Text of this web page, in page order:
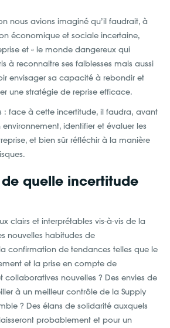
nous avions imaginé qu’il faudrait, à
économique et sociale incertaine,
et « le monde dangereux qui
à reconnaitre ses faiblesses mais aussi
envisager sa capacité à rebondir et
une stratégie de reprise efficace.
: face à cette incertitude, il faudra, avant
identifier et évaluer les
et bien sûr réfléchir à la manière
de quelle incertitude
clairs et interprétables vis-à-vis de la
nouvelles habitudes de
confirmation de tendances telles que le
et la prise en compte de
collaboratives nouvelles ? Des envies de
à un meilleur contrôle de la Supply
? Des élans de solidarité auxquels
probablement et pour un